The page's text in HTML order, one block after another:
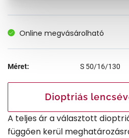
Online megvásárolható
Méret: S 50/16/130
Dioptriás
A teljes ár a választott
függően kerül